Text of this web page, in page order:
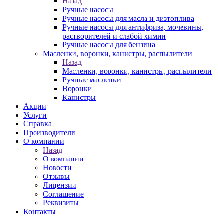
Ручные насосы
Ручные насосы для масла и дизтоплива
Ручные насосы для антифриза, мочевины,
растворителей и слабой химии
Ручные насосы для бензина
Масленки, воронки, канистры, распылители
Назад
Масленки, воронки, канистры, распылители
Ручные масленки
Воронки
Канистры
Акции
Услуги
Справка
Производители
О компании
Назад
О компании
Новости
Отзывы
Лицензии
Соглашение
Реквизиты
Контакты